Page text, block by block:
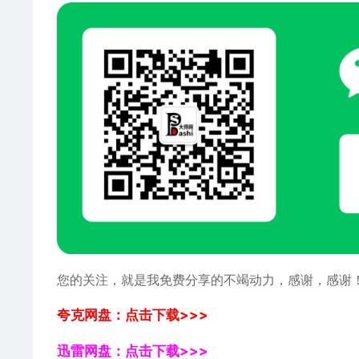
您的关注，就是我免费分享的不竭动力，感谢，感谢
夸克网盘：点击下载>>>
迅雷网盘：点击下载>>>